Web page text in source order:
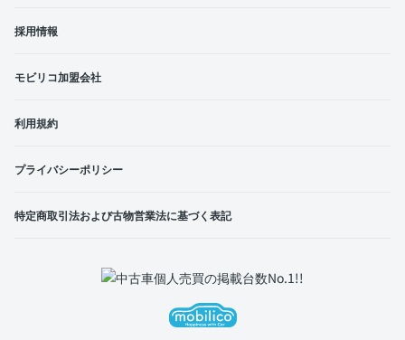
採用情報
モビリコ加盟会社
利用規約
プライバシーポリシー
特定商取引法および古物営業法に基づく表記